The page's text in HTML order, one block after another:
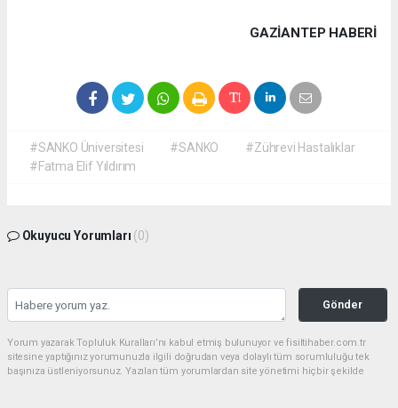
GAZIANTEP HABERİ
#SANKO Üniversitesi #SANKO
#Zührevi Hastalıklar
#Fatma Elif Yıldırım
Okuyucu Yorumları (0)
Gönder
Yorum yazarak Topluluk Kuralları’nı kabul etmiş bulunuyor ve fisiltihaber.com.tr
sitesine yaptığınız yorumunuzla ilgili doğrudan veya dolaylı tüm sorumluluğu tek
başınıza üstleniyorsunuz. Yazılan tüm yorumlardan site yönetimi hiçbir şekilde